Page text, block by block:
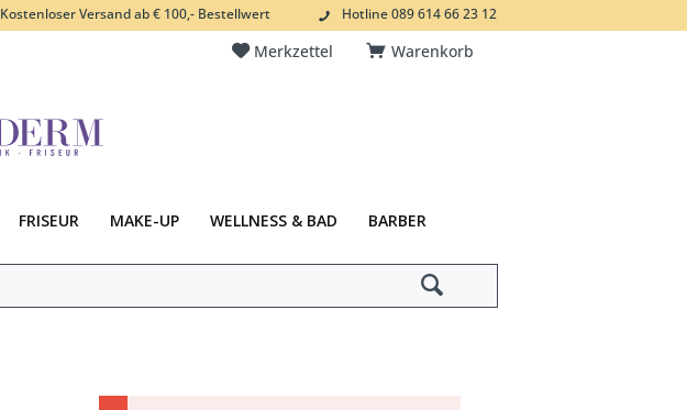
Kostenloser Versand ab € 100,- Bestellwert Hotline 089 614 66 23 12
Warenkorb
Merkzettel
FRISEUR MAKE-UP WELLNESS & BAD BARBER